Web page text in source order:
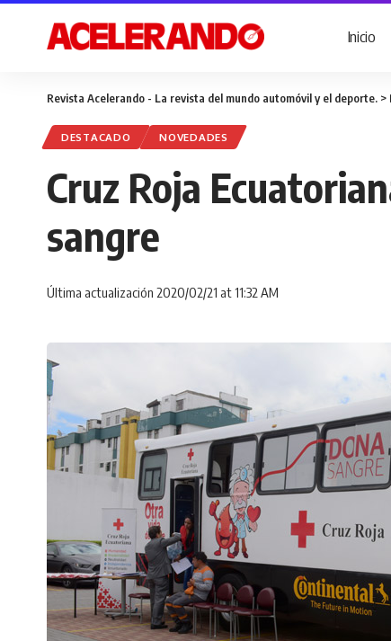
Inicio
Revista Acelerando - La revista del mundo automóvil y el deporte. >
DESTACADO NOVEDADES
Cruz Roja
sangre
Última actualización 2020/02/21 at 11:32 AM